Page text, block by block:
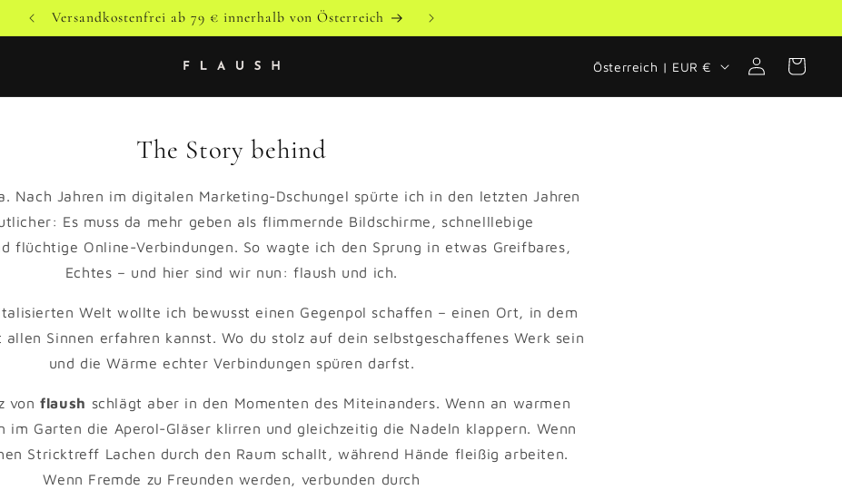
Versandkostenfrei ab 79 € innerhalb von Österreich
L
a
o
Österreich | EUR € EinloggenWarenkorb
The Story behind
Nach Jahren im digitalen Marketing-Dschungel spürte ich in den letzten Jahren
Es muss da mehr geben als flimmernde Bildschirme, schnelllebige
flüchtige Online-Verbindungen. So wagte ich den Sprung in etwas Greifbares,
Echtes – und hier sind wir nun: flaush und ich.
Welt wollte ich bewusst einen Gegenpol schaffen – einen Ort, in dem
allen Sinnen erfahren kannst. Wo du stolz auf dein selbstgeschaffenes Werk sein
und die Wärme echter Verbindungen spüren darfst.
vonflaush schlägt aber in den Momenten des Miteinanders. Wenn an warmen
im Garten die Aperol-Gläser klirren und gleichzeitig die Nadeln klappern. Wenn
Stricktreff Lachen durch den Raum schallt, während Hände fleißig arbeiten.
Wenn Fremde zu Freunden werden, verbunden durch